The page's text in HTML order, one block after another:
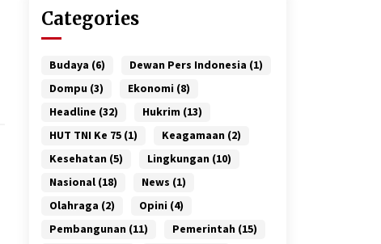
Categories
Budaya (6) Dewan Pers Indonesia (1)
Dompu (3) Ekonomi (8)
Headline (32) Hukrim (13)
HUT TNI Ke 75 (1) Keagamaan (2)
Kesehatan (5) Lingkungan (10)
Nasional (18) News (1)
Olahraga (2) Opini (4)
Pembangunan (11) Pemerintah (15)